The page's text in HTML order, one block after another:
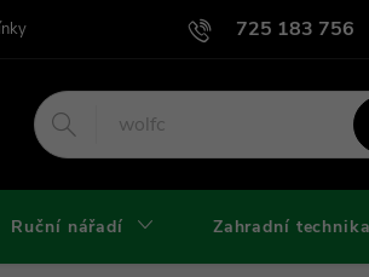
725 183 756
Podmínky užití webu Podmínky
Ruční nářadí Zahradní technika